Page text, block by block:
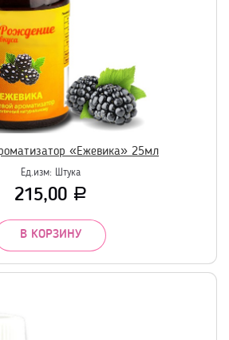
«Ежевика» 25мл
Ед.изм: Штука
215,00 Р
В КОРЗИНУ